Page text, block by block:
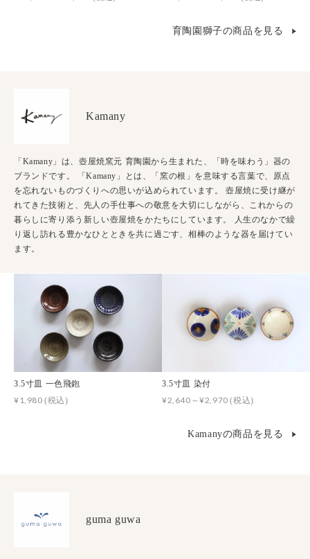
育陶園獅子の商品を見る
Kamany
「Kamany」は、壺屋焼窯元 育陶園から生まれた、「時を味わう」器の
ブランドです。 「Kamany」とは、「窯の根」を意味する言葉で、原点
を忘れないものづくりへの思いが込められています。 壺屋焼に受け継が
れてきた技術と、先人の手仕事への敬意を大切にしながら、これからの
暮らしに寄り添う新しい壺屋焼をかたちにしています。 人生のなかで繰
り返し訪れる豊かなひとときを共に過ごす、相棒のような器を届けてい
ます。
3.5寸皿 一色飛鉋
¥1,980(税込)
3.5寸皿 染付
¥2,640～¥2,970(税込)
Kamanyの商品を見る
guma guwa